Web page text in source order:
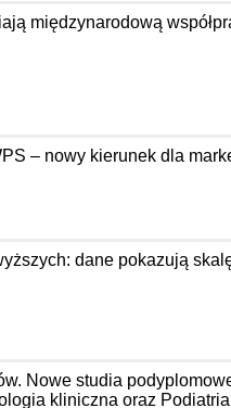
międzynarodową
– nowy kierunek dla
dane pokazują
Nowe studia
kliniczna oraz Podiatria